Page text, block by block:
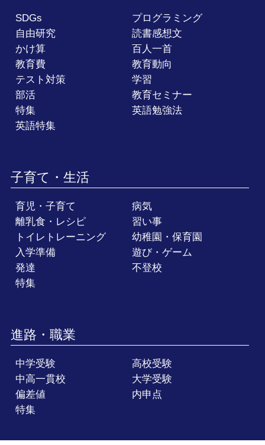
SDGs
プログラミング
自由研究
読書感想文
かけ算
百人一首
教育費
教育動向
テスト対策
学習
部活
教育セミナー
特集
英語勉強法
英語特集
子育て・生活
育児・子育て
病気
離乳食・レシピ
習い事
トイレトレーニング
幼稚園・保育園
入学準備
遊び・ゲーム
発達
不登校
特集
進路・職業
中学受験
高校受験
中高一貫校
大学受験
偏差値
内申点
特集